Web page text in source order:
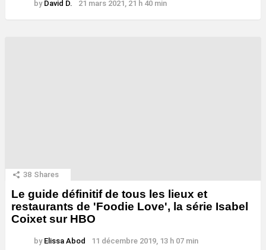
by David D. 21 mars 2021, 21 h 40 min
38 Shares
Le guide définitif de tous les lieux et
restaurants de 'Foodie Love', la série Isabel
Coixet sur HBO
by Elissa Abod 11 décembre 2019, 13 h 07 min